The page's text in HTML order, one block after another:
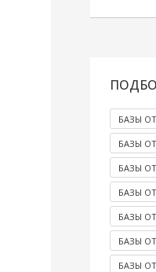
БАЗЫ
БАЗЫ
БАЗЫ
БАЗЫ
БАЗЫ
БАЗЫ
БАЗЫ